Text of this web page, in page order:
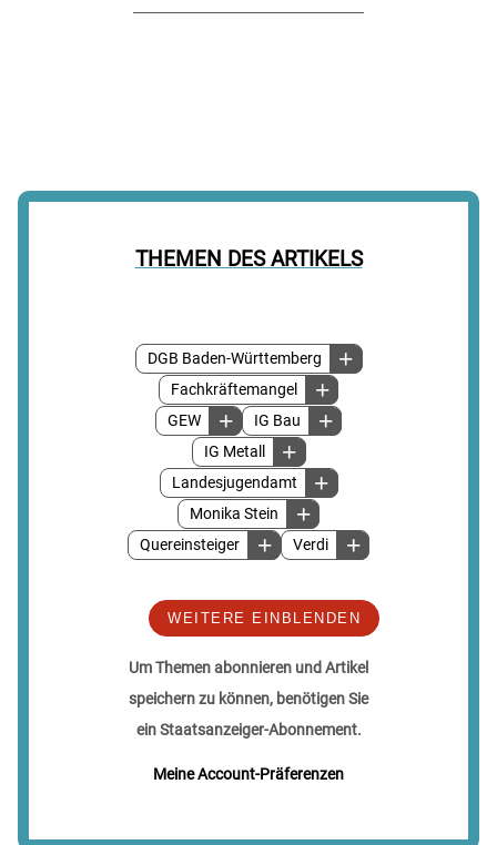
THEMEN DES ARTIKELS
DGB Baden-Württemberg
Fachkräftemangel
GEW
IG Bau
IG Metall
Landesjugendamt
Monika Stein
Quereinsteiger
Verdi
WEITERE EINBLENDEN
Um Themen abonnieren und Artikel
speichern zu können, benötigen Sie
ein Staatsanzeiger-Abonnement.
Meine Account-Präferenzen